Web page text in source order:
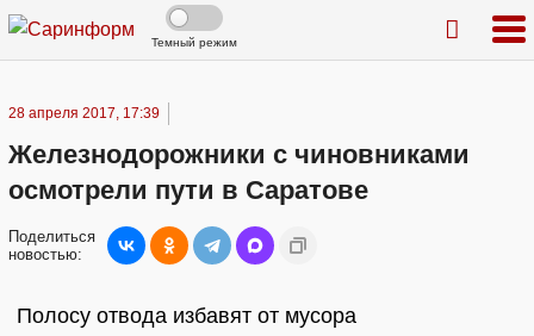
Темный режим
28 апреля 2017, 17:39
Железнодорожники с чиновниками
осмотрели пути в Саратове
Поделиться
новостью:
Полосу отвода избавят от мусора